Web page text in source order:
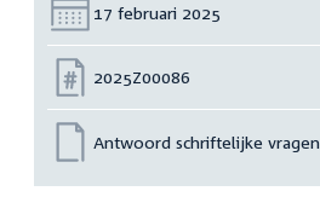
Datum:
17 februari 2025
Nummer:
2025Z00086
Antwoord schriftelijke vragen